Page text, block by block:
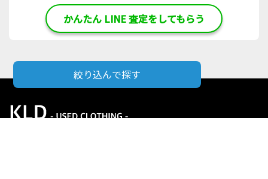
絞り込んで探す
かんたん LINE 査定をしてもらう